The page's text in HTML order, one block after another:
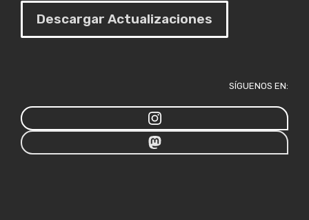
Descargar Actualizaciones
SÍGUENOS EN: